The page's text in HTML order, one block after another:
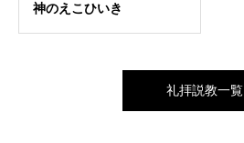
神のえこひいき
礼拝説教一覧